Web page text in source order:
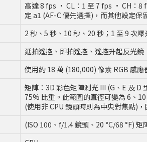
高達 8 fps • CL：1 至 7 fps • CH：8
定 a1 (AF-C 優先選擇)，而其他設定保
2 秒、5 秒、10 秒、20 秒；1 至 9 次
延拍遙控、即拍遙控、遙控升起反光鏡
使用約 18 萬 (180,000) 像素 RGB 感
矩陣：3D 彩色矩陣測光 III (G、E 及
75% 比重。此範圍的直徑可變為 6、
(使用非 CPU 鏡頭時則為中央對焦點)
(ISO 100、f/1.4 鏡頭、20 °C/68 °F)